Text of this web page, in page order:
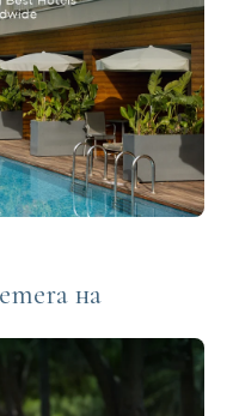
на